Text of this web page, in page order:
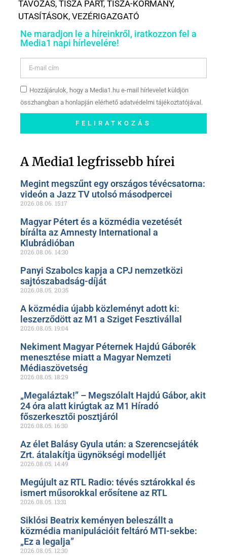
TÁVOZÁS, TISZA PÁRT, TISZA-KORMÁNY,
UTASÍTÁSOK, VEZÉRIGAZGATÓ
Ne maradjon le a híreinkről, iratkozzon fel a
Media1 napi hírlevelére!
Hozzájárulok, hogy a Media1.hu e-mail hírlevelet küldjön
összhangban a honlapján elérhető adatvédelmi tájékoztatójával.
FELIRATKOZÁS
oldalunkon!
A Media1 legfrissebb hírei
Megint megszűnt egy országos tévécsatorna:
videón a Jazz TV utolsó másodpercei
2026.08.06. 15:17
Magyar Pétert és a közmédia vezetését
bírálta az Amnesty International a
Klubrádióban
2026.08.06. 14:30
Panyi Szabolcs kapja a CPJ nemzetközi
sajtószabadság-díját
2026.08.05. 20:35
A közmédia újabb közleményt adott ki:
leszerződött az M1 a Sziget Fesztivállal
2026.08.05. 19:04
Nekiment Magyar Péternek Hajdú Gáborék
menesztése miatt a Magyar Nemzeti
Médiaszövetség
2026.08.05. 18:29
„Megaláztak!” – Megszólalt Hajdú Gábor, akit
24 óra alatt kirúgtak az M1 Híradó
főszerkesztői posztjáról
2026.08.05. 16:30
Az élet Balásy Gyula után: a Szerencsejáték
Zrt. átalakítja ügynökségi modelljét
2026.08.05. 14:49
Megújult az RTL Radio: tévés sztárokkal és
ismert műsorokkal erősítene az RTL
2026.08.05. 13:31
Siklósi Beatrix keményen beleszállt a
közmédia manipulációit feltáró MTI-sekbe:
„Ez a legalja”
2026.08.05. 12:30